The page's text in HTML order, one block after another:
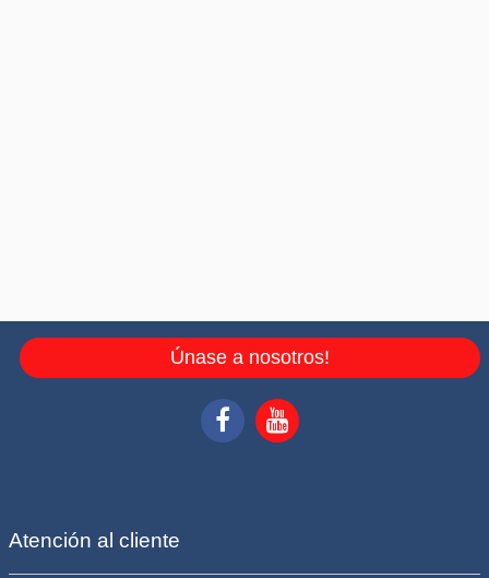
Únase a nosotros!
Atención al cliente